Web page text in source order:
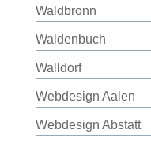
Waldbronn
Waldenbuch
Walldorf
Webdesign Aalen
Webdesign Abstatt